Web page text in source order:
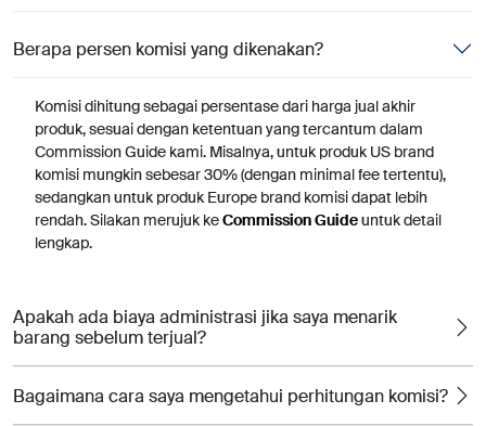
Berapa persen komisi yang dikenakan?
Komisi dihitung sebagai persentase dari harga jual akhir
produk, sesuai dengan ketentuan yang tercantum dalam
Commission Guide kami. Misalnya, untuk produk US brand
komisi mungkin sebesar 30% (dengan minimal fee tertentu),
sedangkan untuk produk Europe brand komisi dapat lebih
rendah. Silakan merujuk keCommission Guideuntuk detail
lengkap.
Apakah ada biaya administrasi jika saya menarik
barang sebelum terjual?
Bagaimana cara saya mengetahui perhitungan komisi?